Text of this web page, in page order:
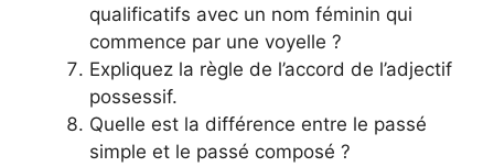
qualificatifs avec un nom féminin qui
commence par une voyelle ?
Expliquez la règle de l’accord de l’adjectif
possessif.
Quelle est la différence entre le passé
simple et le passé composé ?